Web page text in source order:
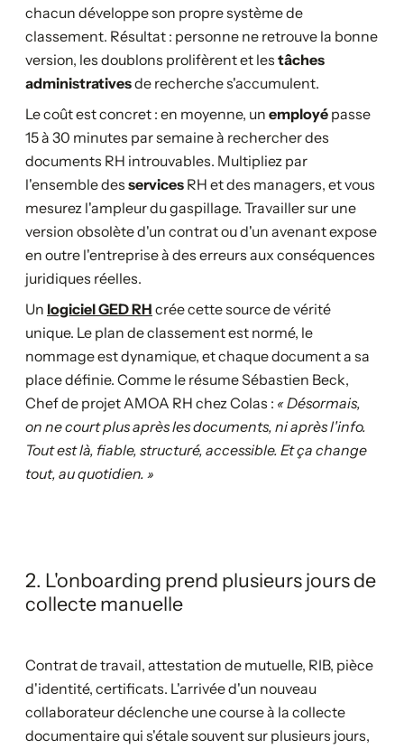
chacun développe son propre système de
classement. Résultat : personne ne retrouve la bonne
version, les doublons prolifèrent et les tâches
administrativesde recherche s'accumulent.
Le coût est concret : en moyenne, un employé passe
15 à 30 minutes par semaine à rechercher des
documents RH introuvables. Multipliez par
l'ensemble des services RH et des managers, et vous
mesurez l'ampleur du gaspillage. Travailler sur une
version obsolète d'un contrat ou d'un avenant expose
en outre l'entreprise à des erreurs aux conséquences
juridiques réelles.
Un logiciel GED RH crée cette source de vérité
unique. Le plan de classement est normé, le
nommage est dynamique, et chaque document a sa
place définie. Comme le résume Sébastien Beck,
Chef de projet AMOA RH chez Colas : « Désormais,
on ne court plus après les documents, ni après l'info.
Tout est là, fiable, structuré, accessible. Et ça change
tout, au quotidien. »
2. L'onboarding prend plusieurs jours de
collecte manuelle
Contrat de travail, attestation de mutuelle, RIB, pièce
d'identité, certificats. L'arrivée d'un nouveau
collaborateur déclenche une course à la collecte
documentaire qui s'étale souvent sur plusieurs jours,